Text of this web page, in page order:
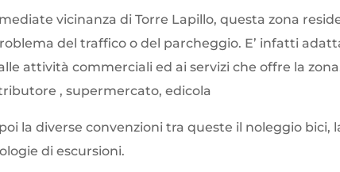
vicinanza di Torre Lapillo, questa zona
del traffico o del parcheggio. E’ infatti
attività commerciali ed ai servizi che offre la
, supermercato, edicola
la diverse convenzioni tra queste il noleggio
di escursioni.